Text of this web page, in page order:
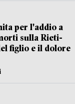
per l'addio a
sulla Rieti-
figlio e il dolore